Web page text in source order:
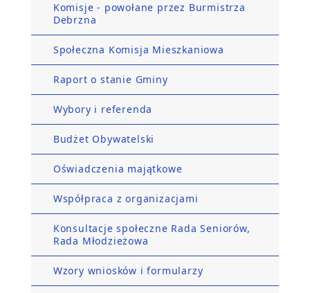
Komisje - powołane przez Burmistrza
Debrzna
Społeczna Komisja Mieszkaniowa
Raport o stanie Gminy
Wybory i referenda
Budżet Obywatelski
Oświadczenia majątkowe
Współpraca z organizacjami
Konsultacje społeczne Rada Seniorów,
Rada Młodzieżowa
Wzory wniosków i formularzy